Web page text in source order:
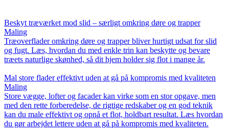
Beskyt træværket mod slid – særligt omkring døre og trapper
Maling
Træoverflader omkring døre og trapper bliver hurtigt udsat for slid
og fugt. Læs, hvordan du med enkle trin kan beskytte og bevare
træets naturlige skønhed, så dit hjem holder sig flot i mange år.
Mal store flader effektivt uden at gå på kompromis med kvaliteten
Maling
Store vægge, lofter og facader kan virke som en stor opgave, men
med den rette forberedelse, de rigtige redskaber og en god teknik
kan du male effektivt og opnå et flot, holdbart resultat. Læs hvordan
du gør arbejdet lettere uden at gå på kompromis med kvaliteten.